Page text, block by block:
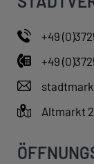
+49
+49
Altmarkt